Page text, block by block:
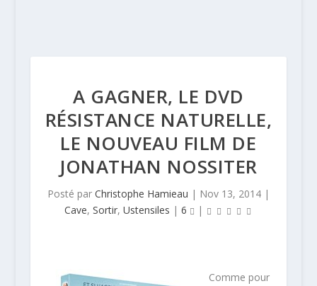
A GAGNER, LE DVD
RÉSISTANCE NATURELLE,
LE NOUVEAU FILM DE
JONATHAN NOSSITER
Posté par Christophe Hamieau | Nov 13, 2014|
Cave, Sortir, Ustensiles | 6 |
Comme pour